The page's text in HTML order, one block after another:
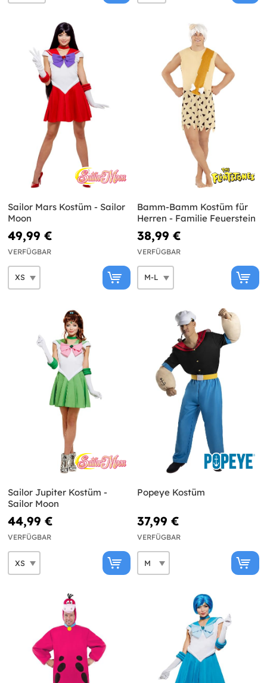
Sailor Mars Kostüm - Sailor
Moon
49,99 €
VERFÜGBAR
Bamm-Bamm Kostüm für
Herren - Familie Feuerstein
38,99 €
VERFÜGBAR
Sailor Jupiter Kostüm -
Sailor Moon
44,99 €
VERFÜGBAR
Popeye Kostüm
37,99 €
VERFÜGBAR